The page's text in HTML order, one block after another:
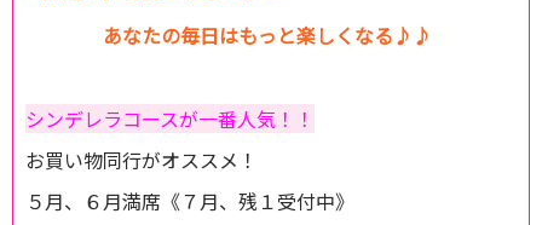
あなたの毎日はもっと楽しくなる♪♪
シンデレラコースが一番人気！！
お買い物同行がオススメ！
５月、６月満席《７月、残１受付中》